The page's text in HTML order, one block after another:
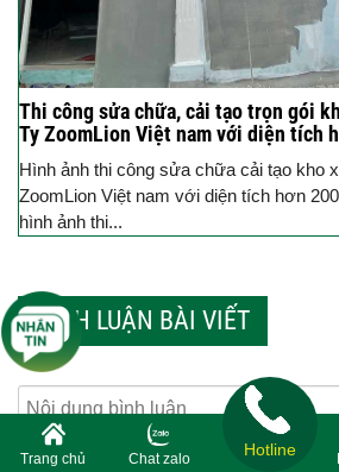
Thi công sửa chữa, cải tạo trọn gói
Ty ZoomLion Việt nam với diện tích
Hình ảnh thi công sửa chữa cải tạo kho
ZoomLion Việt nam với diện tích hơn
hình ảnh thi...
BÌNH LUẬN BÀI VIẾT
Trang chủ Chat zalo Hotline